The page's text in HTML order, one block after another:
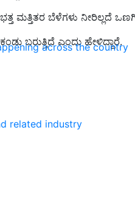
across the country
related industry
ಮತ್ತಿತರ ಬೆಳೆಗಳು ನೀರಿಲ್ಲದೆ
ಬರುತ್ತಿದೆ ಎಂದು ಹೇಳಿದ್ದಾರೆ.